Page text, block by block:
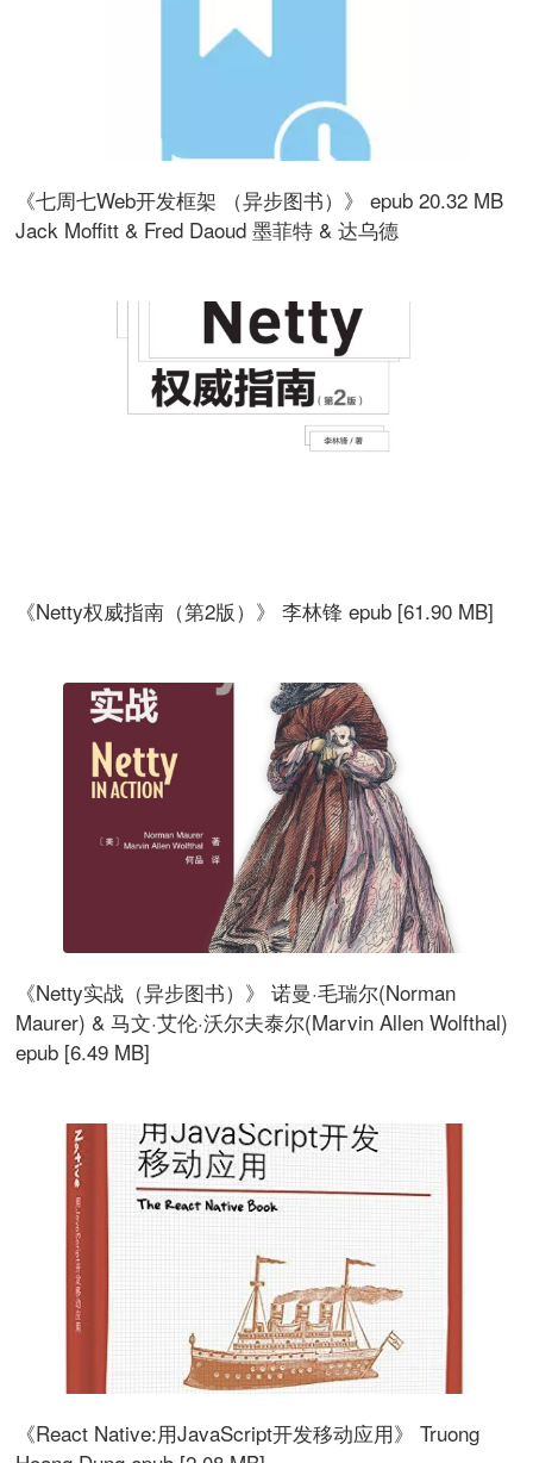
《七周七Web开发框架 （异步图书）》 epub 20.32 MB
Jack Moffitt & Fred Daoud 墨菲特 & 达乌德
《Netty权威指南（第2版）》 李林锋 epub [61.90 MB]
《Netty实战（异步图书）》 诺曼·毛瑞尔(Norman
Maurer) & 马文·艾伦·沃尔夫泰尔(Marvin Allen Wolfthal)
epub [6.49 MB]
《React Native:用JavaScript开发移动应用》 Truong